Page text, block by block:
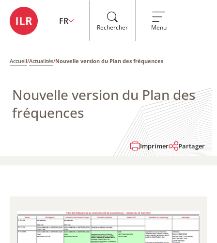
FR
Rechercher Menu
Accueil/Actualités/Nouvelle version du Plan des fréquences
Nouvelle version du Plan des
fréquences
Imprimer Partager